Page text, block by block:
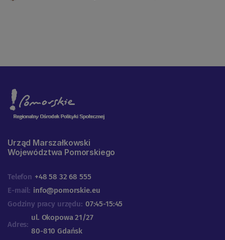
Urząd Marszałkowski
Województwa Pomorskiego
Telefon +48 58 32 68 555
E-mail: info@pomorskie.eu
Godziny pracy urzędu: 07:45-15:45
Adres:
ul. Okopowa 21/27
80-810 Gdańsk